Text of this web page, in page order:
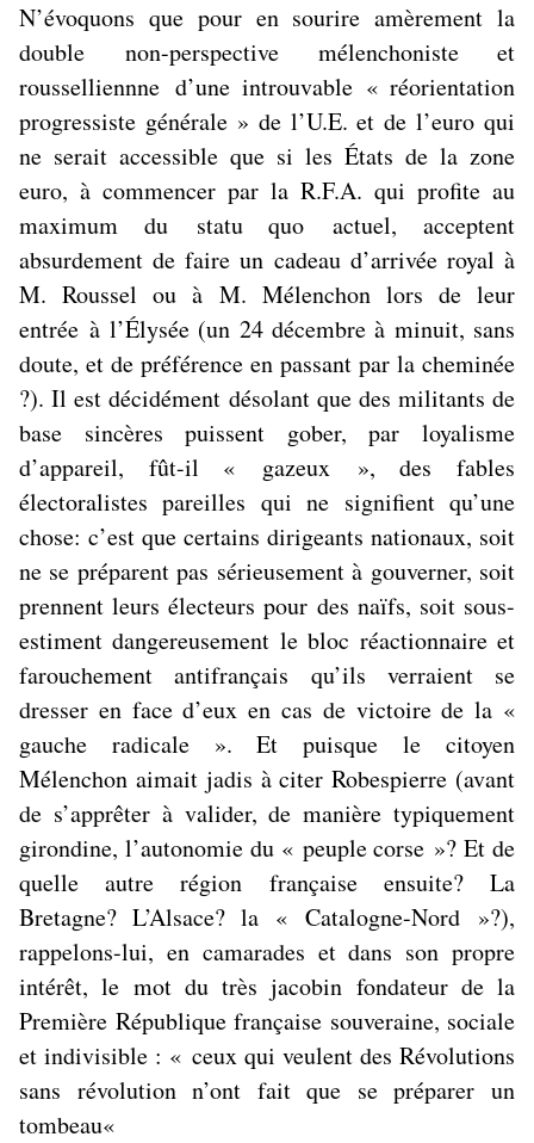
N’évoquons que pour en sourire amèrement la
doublenon-perspective mélenchoniste et
rousselliennne d’une introuvable « réorientation
progressiste générale » de l’U.E. et de l’euro qui
ne serait accessible que si les États de la zone
euro, à commencer par la R.F.A. qui profite au
maximum du statu quo actuel, acceptent
absurdement de faire un cadeau d’arrivée royal à
M. Roussel ou à M. Mélenchon lors de leur
entréeà l’Élysée (un 24 décembre à minuit, sans
doute, et de préférence en passant par la cheminée
?). Il est décidément désolant que des militants de
base sincères puissent gober, par loyalisme
d’appareil, fût-il « gazeux », des fables
électoralistes pareilles qui ne signifient qu’une
chose: c’est que certains dirigeants nationaux, soit
ne se préparent pas sérieusement à gouverner, soit
prennent leurs électeurs pour des naïfs, soit sous-
estiment dangereusement le bloc réactionnaire et
farouchement antifrançais qu’ils verraient se
dresser en face d’eux en cas de victoire de la «
gauche radicale ». Et puisque le citoyen
Mélenchon aimait jadis à citer Robespierre (avant
de s’apprêter à valider, de manière typiquement
girondine, l’autonomie du « peuple corse »? Et de
quelle autre région française ensuite? La
Bretagne? L’Alsace? la « Catalogne-Nord »?),
rappelons-lui, en camarades et dans son propre
intérêt, le mot du très jacobin fondateur de la
Première République française souveraine, sociale
et indivisible : « ceux qui veulent des Révolutions
sans révolution n’ont fait que se préparer un
tombeau«